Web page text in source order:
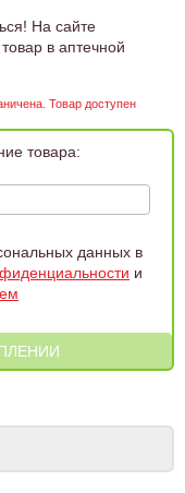
На сайте
в аптечной
Товар доступен
товара:
данных в
и